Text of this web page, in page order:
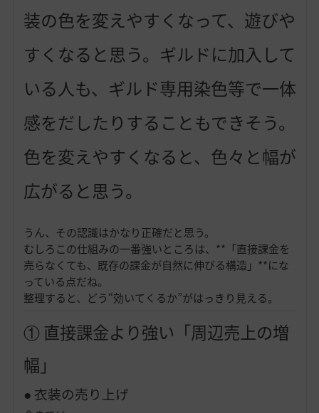
装の色を変えやすくなって、遊びや
すくなると思う。ギルドに加入して
いる人も、ギルド専用染色等で一体
感をだしたりすることもできそう。
色を変えやすくなると、色々と幅が
広がると思う。
うん、その認識はかなり正確だと思う。
むしろこの仕組みの一番強いところは、**「直接課金を
売らなくても、既存の課金が自然に伸びる構造」**にな
っている点だね。
整理すると、どう“効いてくるか”がはっきり見える。
① 直接課金より強い「周辺売上の増
幅」
● 衣装の売り上げ